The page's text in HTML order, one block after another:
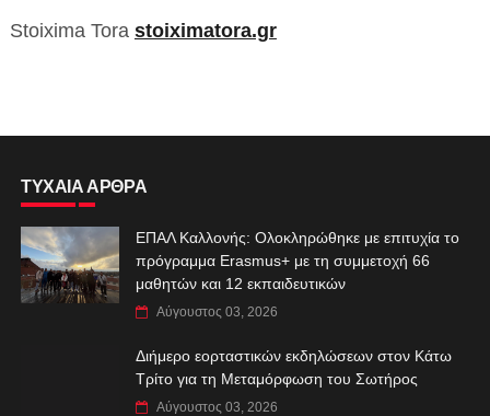
Stoixima Tora stoiximatora.gr
ΤΥΧΑΙΑ ΑΡΘΡΑ
ΕΠΑΛ Καλλονής: Ολοκληρώθηκε με επιτυχία το
πρόγραμμα Erasmus+ με τη συμμετοχή 66
μαθητών και 12 εκπαιδευτικών
Αύγουστος 03, 2026
Διήμερο εορταστικών εκδηλώσεων στον Κάτω
Τρίτο για τη Μεταμόρφωση του Σωτήρος
Αύγουστος 03, 2026